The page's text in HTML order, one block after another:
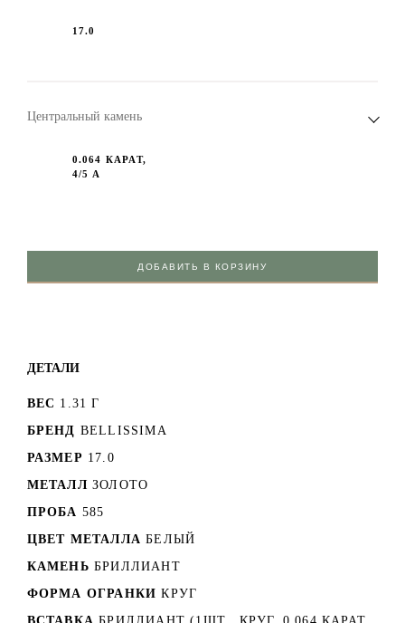
17.0
Центральный камень
0.064 КАРАТ,
4/5 А
ДОБАВИТЬ В КОРЗИНУ
ДЕТАЛИ
ВЕС 1.31 Г
БРЕНД BELLISSIMA
РАЗМЕР 17.0
МЕТАЛЛ ЗОЛОТО
ПРОБА 585
ЦВЕТ МЕТАЛЛА БЕЛЫЙ
КАМЕНЬ БРИЛЛИАНТ
ФОРМА ОГРАНКИ КРУГ